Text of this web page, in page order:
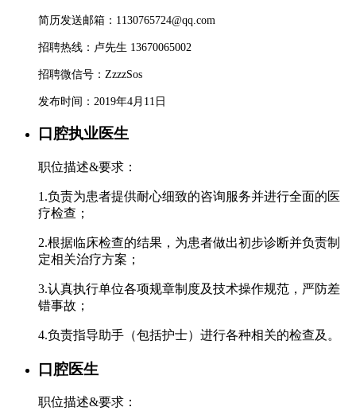
简历发送邮箱：1130765724@qq.com
招聘热线： 卢先生 13670065002
招聘微信号：ZzzzSos
发布时间：2019年4月11日
口腔执业医生
职位描述&要求：
1.负责为患者提供耐心细致的咨询服务并进行全面的医
疗检查；
2.根据临床检查的结果，为患者做出初步诊断并负责制
定相关治疗方案；
3.认真执行单位各项规章制度及技术操作规范，严防差
错事故；
4.负责指导助手（包括护士）进行各种相关的检查及。
口腔医生
职位描述&要求：